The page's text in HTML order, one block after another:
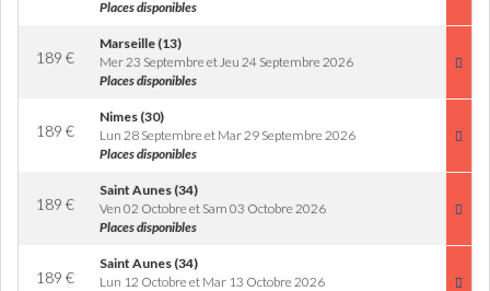
Places disponibles
189 €
Marseille (13)
Mer 23 Septembre et Jeu 24 Septembre 2026
Places disponibles
189 €
Nimes (30)
Lun 28 Septembre et Mar 29 Septembre 2026
Places disponibles
189 €
Saint Aunes (34)
Ven 02 Octobre et Sam 03 Octobre 2026
Places disponibles
189 €
Saint Aunes (34)
Lun 12 Octobre et Mar 13 Octobre 2026